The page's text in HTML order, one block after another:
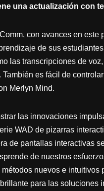
una actualización con
con avances en
de sus
las transcripciones de
es fácil de
Merlyn Mind.
las innovaciones
WAD de pizarras
de pantallas interactivas
de nuestros
nuevos e intuitivos
para las soluciones